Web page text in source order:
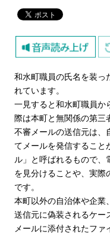
和水町職員の氏名を装っ
れています。
一見すると和水町職員か
際は本町と無関係の第三
不審メールの送信元は、
てメールを発信すること
ル」と呼ばれるもので、
を見分けることや、実際
です。
本町以外の自治体や企業
送信元に偽装されるケー
メールに添付されたフ